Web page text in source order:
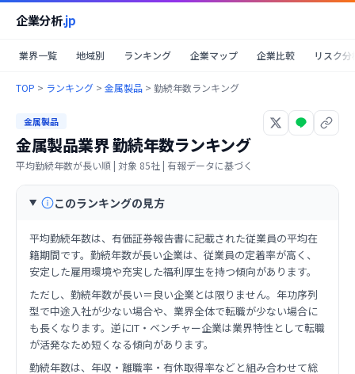
企業分析.jp
業界一覧 地域別 ランキング 企業マップ 企業比較 リスク分
TOP > ランキング > 金属製品 > 勤続年数ランキング
金属製品
金属製品業界勤続年数ランキング
平均勤続年数が長い順 | 対象 85社 | 有報データに基づく
このランキングの見方
平均勤続年数は、有価証券報告書に記載された従業員の平均在
籍期間です。勤続年数が長い企業は、従業員の定着率が高く、
安定した雇用環境や充実した福利厚生を持つ傾向があります。
ただし、勤続年数が長い＝良い企業とは限りません。年功序列
型で中途入社が少ない場合や、業界全体で転職が少ない場合に
も長くなります。逆にIT・ベンチャー企業は業界特性として転職
が活発なため短くなる傾向があります。
勤続年数は、年収・離職率・有休取得率などと組み合わせて総